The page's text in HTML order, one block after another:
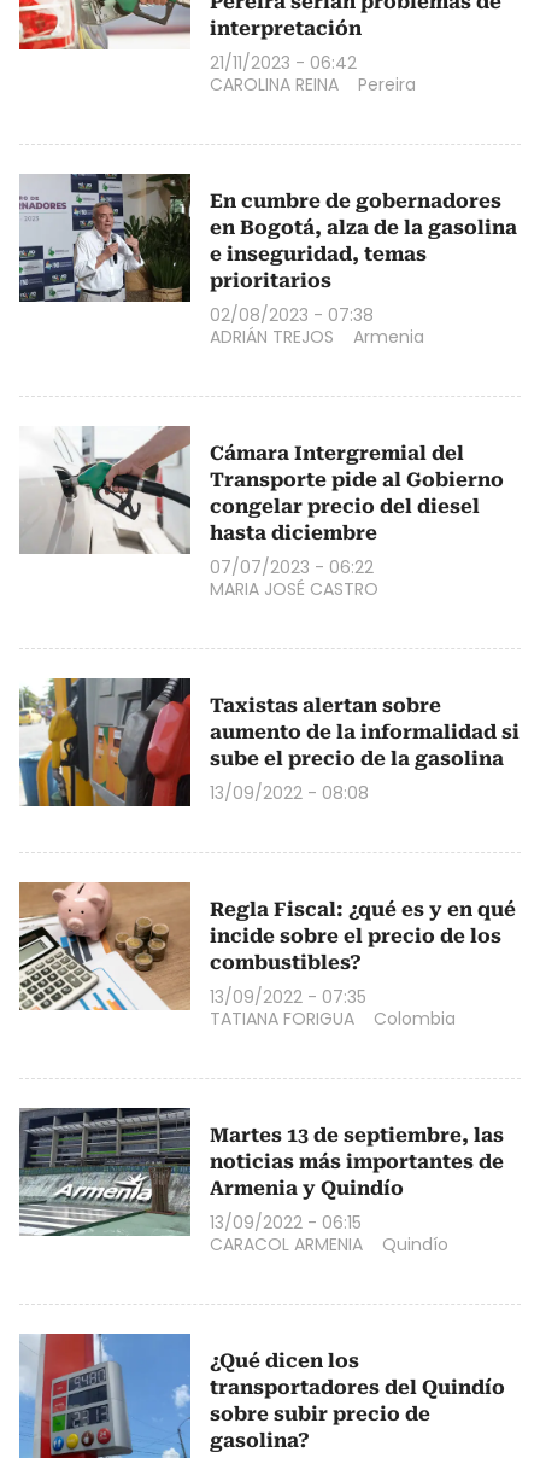
interpretación
21/11/2023 - 06:42
CAROLINA REINA
Pereira
En cumbre de gobernadores
en Bogotá, alza de la gasolina
e inseguridad, temas
prioritarios
02/08/2023 - 07:38
ADRIÁN TREJOS
Armenia
Cámara Intergremial del
Transporte pide al Gobierno
congelar precio del diesel
hasta diciembre
07/07/2023 - 06:22
MARIA JOSÉ CASTRO
Taxistas alertan sobre
aumento de la informalidad si
sube el precio de la gasolina
13/09/2022 - 08:08
Regla Fiscal: ¿qué es y en qué
incide sobre el precio de los
combustibles?
13/09/2022 - 07:35
TATIANA FORIGUA
Colombia
Martes 13 de septiembre, las
noticias más importantes de
Armenia y Quindío
13/09/2022 - 06:15
CARACOL ARMENIA
Quindío
¿Qué dicen los
transportadores del Quindío
sobre subir precio de
gasolina?